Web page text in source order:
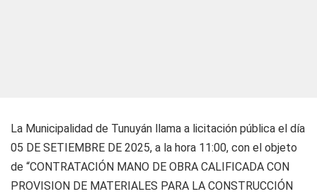
La Municipalidad de Tunuyán llama a licitación pública el día
05 DE SETIEMBRE DE 2025, a la hora 11:00, con el objeto
de “CONTRATACIÓN MANO DE OBRA CALIFICADA CON
PROVISION DE MATERIALES PARA LA CONSTRUCCIÓN